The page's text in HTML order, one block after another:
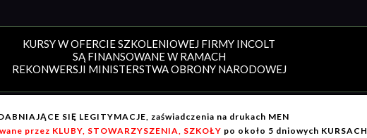
KURSY W OFERCIE SZKOLENIOWEJ FIRMY INCOLT
SĄ FINANSOWANE W RAMACH
REKONWERSJI MINISTERSTWA OBRONY NARODOWEJ
SIĘ LEGITYMACJE, zaświadczenia na drukach MEN
przez KLUBY, STOWARZYSZENIA, SZKOŁY po około 5 dniowych KURSACH